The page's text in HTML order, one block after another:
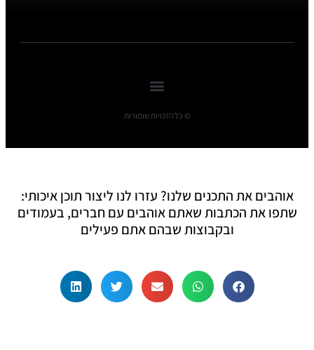
© כל הזכויות שומורות
אוהבים את התכנים שלנו? עזרו לנו ליצור תוכן איכותי:
שתפו את הכתבות שאתם אוהבים עם חברים, בעמודים
ובקבוצות שבהם אתם פעילים